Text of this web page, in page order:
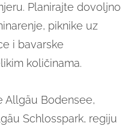
Planirajte dovoljno
piknike uz
i bavarske
količinama.
Allgäu Bodensee,
Schlosspark, regiju